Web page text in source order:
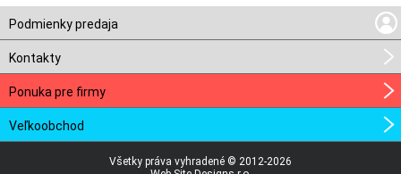
Podmienky predaja
Kontakty
Ponuka pre firmy
Veľkoobchod
Všetky práva vyhradené © 2012-2026